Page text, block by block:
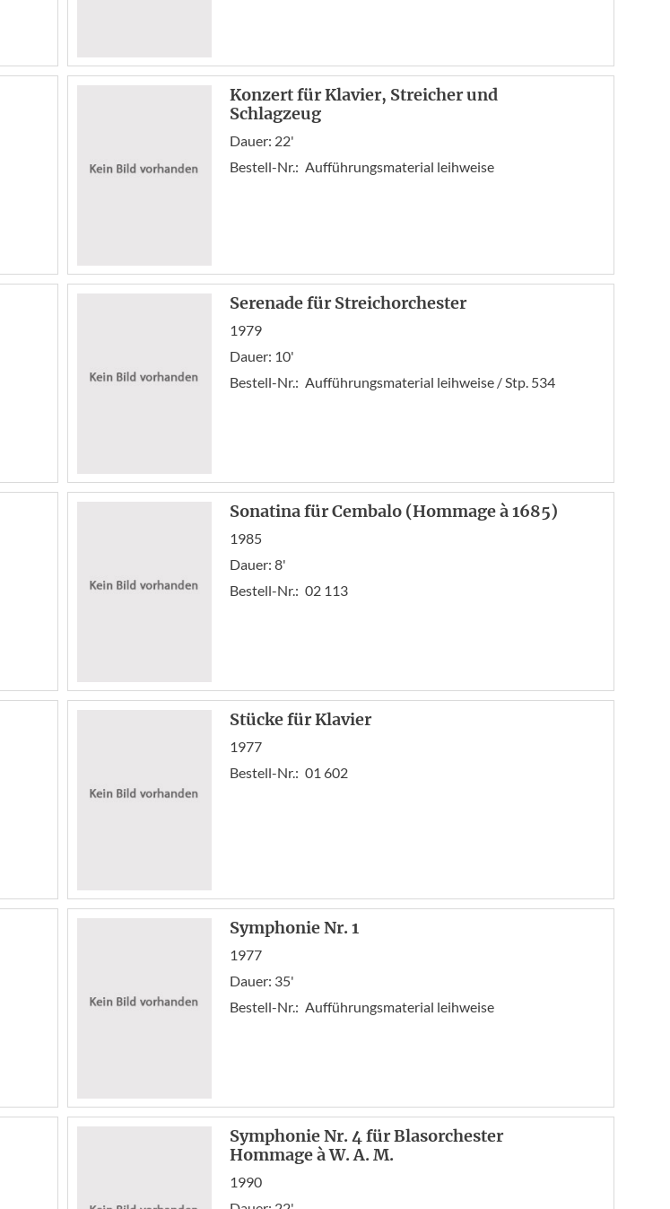
Konzert für Klavier, Streicher und
Schlagzeug
Dauer: 22'
Bestell-Nr.: Aufführungsmaterial leihweise
Serenade für Streichorchester
1979
Dauer: 10'
Bestell-Nr.: Aufführungsmaterial leihweise / Stp. 534
Sonatina für Cembalo (Hommage à 1685)
1985
Dauer: 8'
Bestell-Nr.: 02 113
Stücke für Klavier
1977
Bestell-Nr.: 01 602
Symphonie Nr. 1
1977
Dauer: 35'
Bestell-Nr.: Aufführungsmaterial leihweise
Symphonie Nr. 4 für Blasorchester
Hommage à W. A. M.
1990